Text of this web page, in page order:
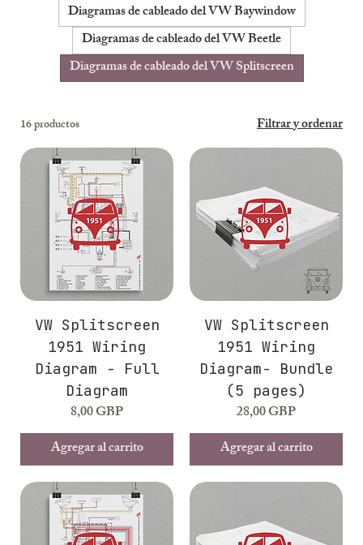
Diagramas de cableado del VW Baywindow
Diagramas de cableado del VW Beetle
Diagramas de cableado del VW Splitscreen
16 productos Filtrar y ordenar
VW Splitscreen
1951 Wiring
Diagram - Full
Diagram
Precio
8,00 GBP
Agregar al carrito
VW Splitscreen
1951 Wiring
Diagram- Bundle
(5 pages)
Precio
28,00 GBP
Agregar al carrito